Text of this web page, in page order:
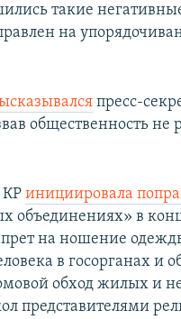
такие
на
пресс-
общественность не
КРинициировала
объединениях» в
на ношение
в госорганах и
обход жилых и
представителями